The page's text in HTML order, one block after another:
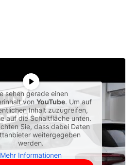
sehen gerade einen
vonYouTube. Um auf
Inhalt zuzugreifen,
auf die Schaltfläche unten.
Sie, dass dabei Daten
weitergegeben
werden.
Mehr Informationen